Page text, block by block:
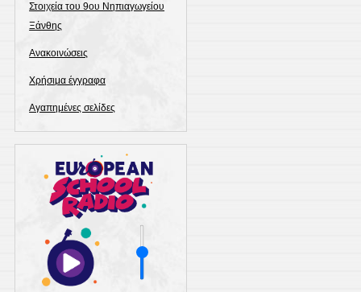
Στοιχεία του 9ου Νηπιαγωγείου
Ξάνθης
Ανακοινώσεις
Χρήσιμα έγγραφα
Αγαπημένες σελίδες